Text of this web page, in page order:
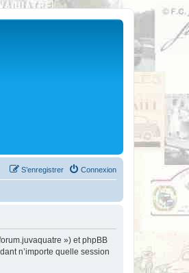
Connexion
S’enregistrer
») et phpBB
n’importe quelle session